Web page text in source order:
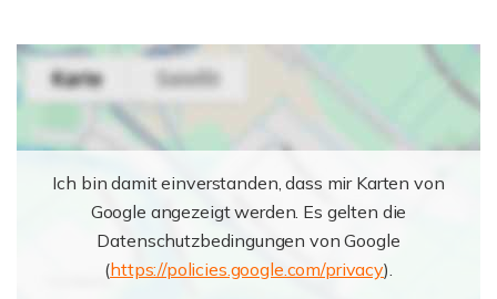
Ich bin damit einverstanden, dass mir Karten von
Google angezeigt werden. Es gelten die
Datenschutzbedingungen von Google
(https://policies.google.com/privacy).